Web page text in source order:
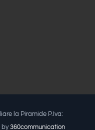
la Piramide P.Iva:
by360communication